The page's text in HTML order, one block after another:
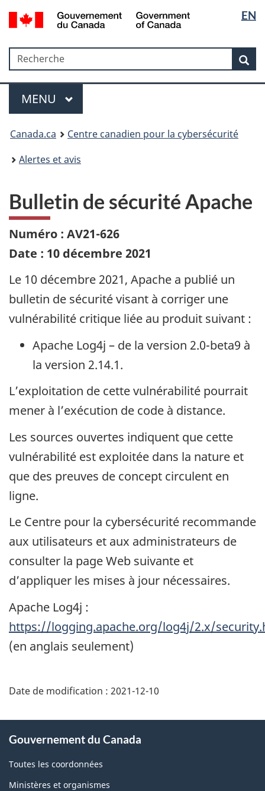
Passer
au
Passer
à
sujet
du
Passer
à
HTML
simplifiée
la
langue
EN
Government
Gouvernement
du
Recherche
Recherche
Menu
MAIN
MENU
Canada.ca
Centre canadien pour la cybersécurité
Alertes et avis
Bulletin de sécurité Apache
Numéro : AV21-626
Date : 10 décembre 2021
Le 10 décembre 2021, Apache a publié un
bulletin de sécurité visant à corriger une
vulnérabilité critique liée au produit suivant :
Apache Log4j – de la version 2.0-beta9 à
la version 2.14.1.
L’exploitation de cette vulnérabilité pourrait
mener à l’exécution de code à distance.
Les sources ouvertes indiquent que cette
vulnérabilité est exploitée dans la nature et
que des preuves de concept circulent en
ligne.
Le Centre pour la cybersécurité recommande
aux utilisateurs et aux administrateurs de
consulter la page Web suivante et
d’appliquer les mises à jour nécessaires.
Apache Log4j :
https://logging.apache.org/log4j/2.x/
(en anglais seulement)
Date de modification : 2021-12-10
propos
de
ce
Gouvernement du Canada
Toutes les coordonnées
Ministères et organismes